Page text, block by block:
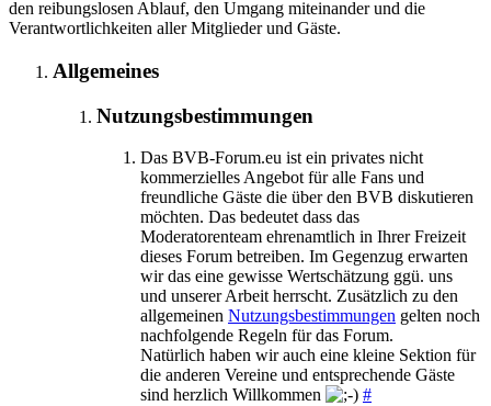
den reibungslosen Ablauf, den Umgang miteinander und die
Verantwortlichkeiten aller Mitglieder und Gäste.
Allgemeines
Nutzungsbestimmungen
Das BVB-Forum.eu ist ein privates nicht
kommerzielles Angebot für alle Fans und
freundliche Gäste die über den BVB diskutieren
möchten. Das bedeutet dass das
Moderatorenteam ehrenamtlich in Ihrer Freizeit
dieses Forum betreiben. Im Gegenzug erwarten
wir das eine gewisse Wertschätzung ggü. uns
und unserer Arbeit herrscht. Zusätzlich zu den
allgemeinen Nutzungsbestimmungen gelten noch
nachfolgende Regeln für das Forum.
Natürlich haben wir auch eine kleine Sektion für
die anderen Vereine und entsprechende Gäste
sind herzlich Willkommen
#